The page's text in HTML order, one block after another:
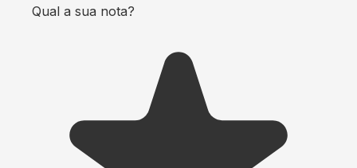
Qual a sua nota?